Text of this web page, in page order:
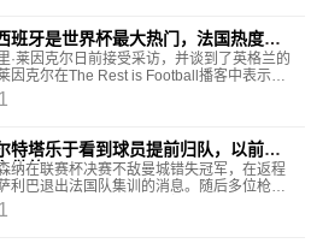
班牙是世界杯最大热门，法国热度也
·莱因克尔日前接受采访，并谈到了英格兰的
因克尔在The Rest is Football播客中表示：
接近了，我知道西班牙实际
特塔乐于看到球员提前归队，以前弗
做的
纳在联赛杯决赛不敌曼城错失冠军，在返程
利巴退出法国队集训的消息。随后多位枪手
期国际比赛。《每日电讯报》撰